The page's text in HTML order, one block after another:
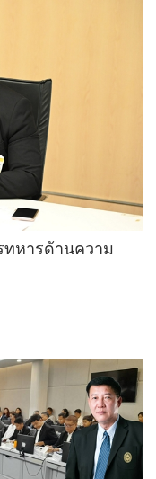
หารด้านความ
มาธิการ
การ
ร
น
ม
ง